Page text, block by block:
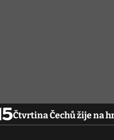
Čtvrtina Čechů žije na